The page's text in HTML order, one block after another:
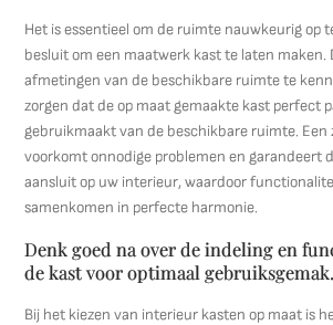
Het is essentieel om de ruimte nauwkeurig op
besluit om een maatwerk kast te laten maken.
afmetingen van de beschikbare ruimte te
zorgen dat de op maat gemaakte kast perfect
gebruikmaakt van de beschikbare ruimte.
voorkomt onnodige problemen en garandeert
aansluit op uw interieur, waardoor
samenkomen in perfecte harmonie.
Denk goed na over de indeling en
de kast voor optimaal gebruiksgemak.
Bij het kiezen van interieur kasten op maat is